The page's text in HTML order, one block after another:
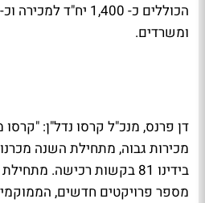
ומשרדים.
דן פרנס, מנכ"ל קרסו נדל"ן:
בידינו 81 בקשות רכישה.
מספר פרויקטים חדשים,